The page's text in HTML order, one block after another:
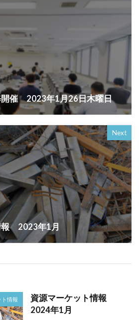
開催 2023年1月26日木曜日
Next
報 2023年1月
ト情報
資源マーケット情報
2024年1月